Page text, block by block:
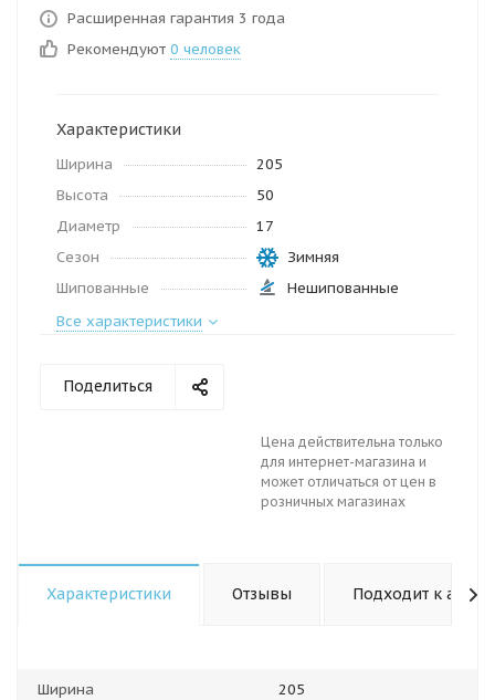
Расширенная гарантия 3 года
Рекомендуют 0 человек
Характеристики
Ширина
205
Высота
50
Диаметр
17
Сезон
Зимняя
Шипованные
Нешипованные
Все характеристики
Поделиться
Цена действительна только
для интернет-магазина и
может отличаться от цен в
розничных магазинах
Характеристики Отзывы Подходит к авто
Ширина 205